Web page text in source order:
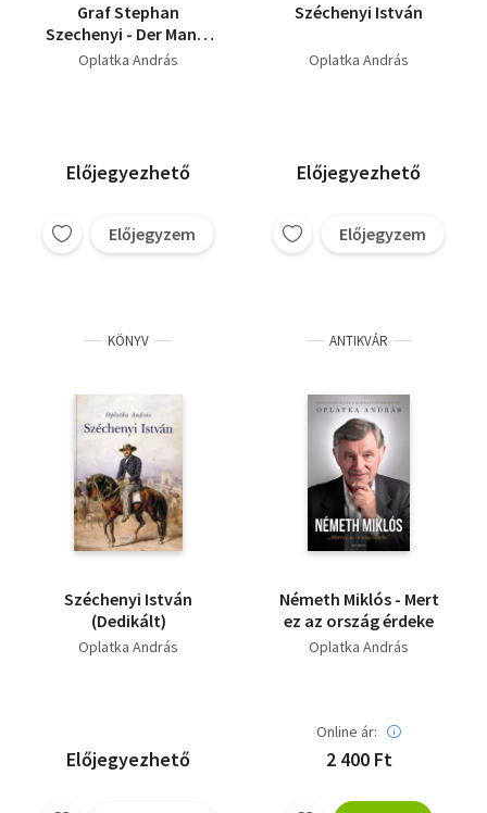
Graf Stephan
Szechenyi - Der Mann,
der Ungarn schuf
Oplatka András
Előjegyezhető
Előjegyzem
Széchenyi István
Oplatka András
Előjegyezhető
Előjegyzem
KÖNYV
Széchenyi István
(Dedikált)
Oplatka András
Előjegyezhető
ANTIKVÁR
Németh Miklós - Mert
ez az ország érdeke
Oplatka András
Online ár:
2 400 Ft